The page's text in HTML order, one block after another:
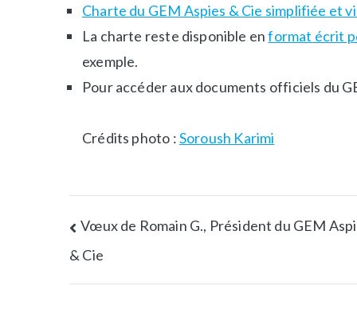
Charte du GEM Aspies & Cie simplifiée et
La charte reste disponible enformat écrit
exemple.
Pour accéder aux documents officiels du
Crédits photo :Soroush Karimi
Vœux de Romain G., Président du GEM
& Cie